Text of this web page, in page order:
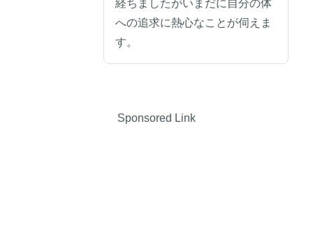
経ちましたがいまだに自分の体
への追求に熱心なことが伺えま
す。
Sponsored Link